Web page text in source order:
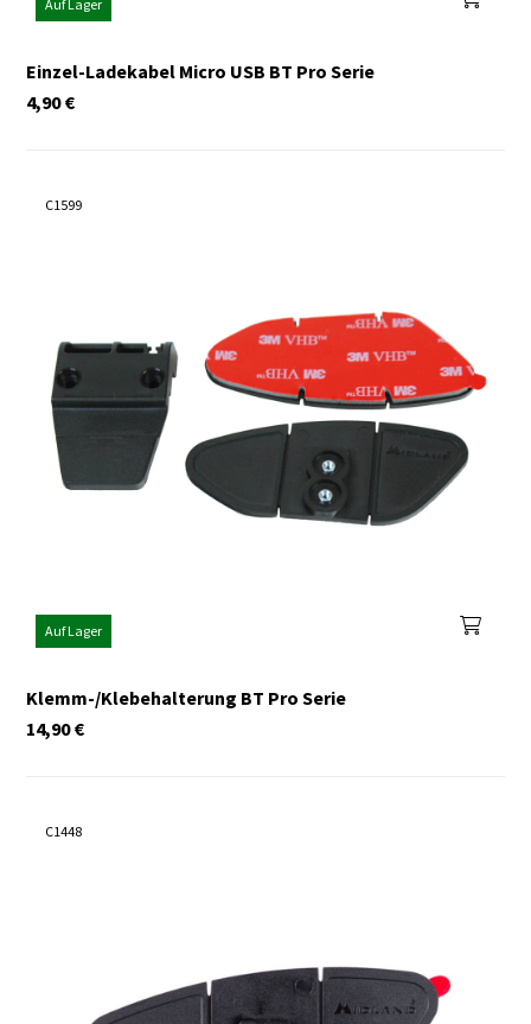
Auf Lager
Einzel-Ladekabel Micro USB BT Pro Serie
€
4,90
C1599
Auf Lager
Klemm-/Klebehalterung BT Pro Serie
€
14,90
C1448